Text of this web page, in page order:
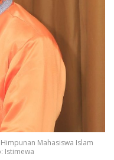
Mahasiswa Islam
Istimewa